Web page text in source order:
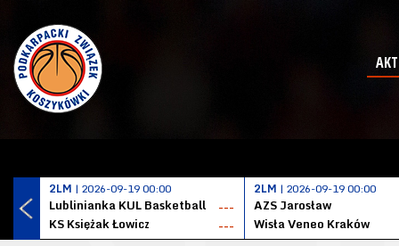
2LM | 2026-09-19 00:00
Lublinianka KUL Basketball
---
KS Księżak Łowicz
---
2LM | 2026-09-19 00:00
AZS Jarosław
Wisła Veneo Kraków